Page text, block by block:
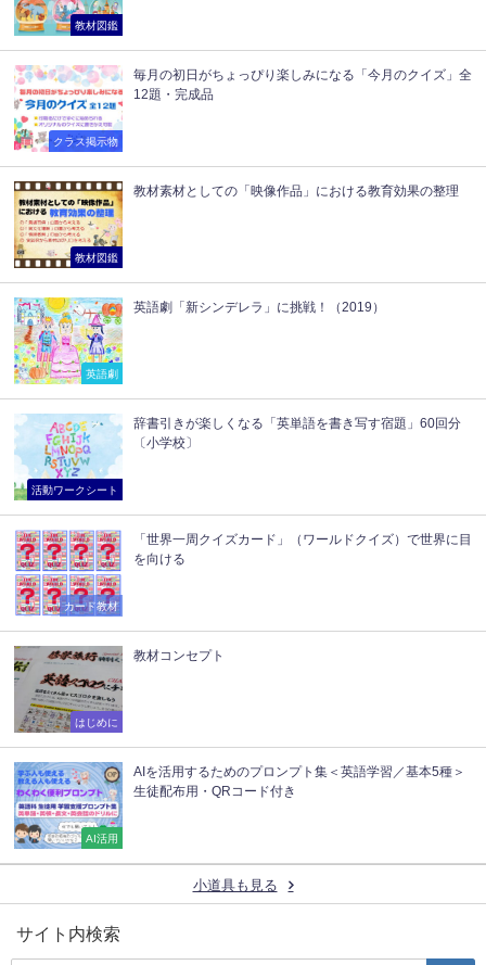
教材図鑑
クラス掲示物
毎月の初日がちょっぴり楽しみになる「今月のクイズ」全
12題・完成品
教材図鑑
教材素材としての「映像作品」における教育効果の整理
英語劇
英語劇「新シンデレラ」に挑戦！（2019）
活動ワークシート
辞書引きが楽しくなる「英単語を書き写す宿題」60回分
〔小学校〕
カード教材
「世界一周クイズカード」（ワールドクイズ）で世界に目
を向ける
はじめに
教材コンセプト
AI活用
AIを活用するためのプロンプト集＜英語学習／基本5種＞
生徒配布用・QRコード付き
小道具も見る
サイト内検索